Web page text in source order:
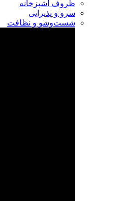
ظروف آشپزخانه
سرو و پذیرایی
شست‌وشو و نظافت